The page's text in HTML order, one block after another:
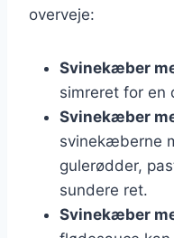
overveje:
Svinekæber
simreret for en
Svinekæber
svinekæberne
gulerødder,
sundere ret.
Svinekæber